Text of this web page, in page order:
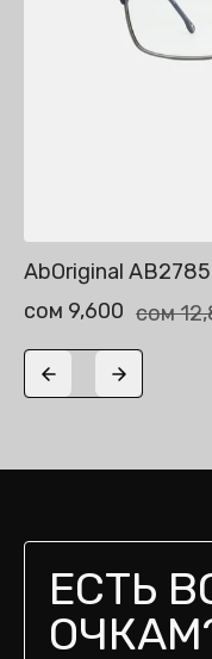
AbOriginal AB2785
сом 9,600 сом
Previous slide
Next slide
ЕСТЬ